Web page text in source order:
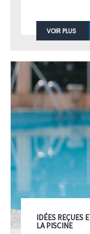
VOIR PLUS
IDÉES REÇUES
LA PISCINE